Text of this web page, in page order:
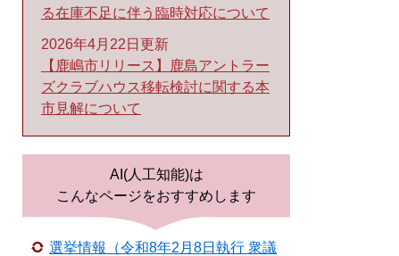
る在庫不足に伴う臨時対応について
2026年4月22日更新
【鹿嶋市リリース】鹿島アントラー
ズクラブハウス移転検討に関する本
市見解について
AI(人工知能)は
こんなページをおすすめします
選挙情報（令和8年2月8日執行 衆議